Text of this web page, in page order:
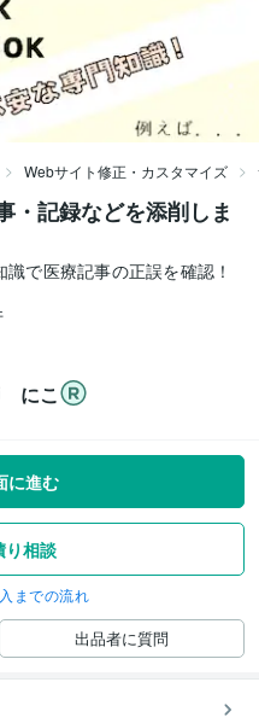
Webサイト修正・カスタマイズ
・記録などを添削しま
で医療記事の正誤を確認！
にこ
に進む
り相談
までの流れ
出品者に質問